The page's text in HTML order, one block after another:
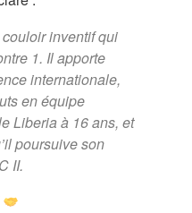
inventif qui
1. Il apporte
internationale,
en équipe
Liberia à 16 ans, et
poursuive son
II.